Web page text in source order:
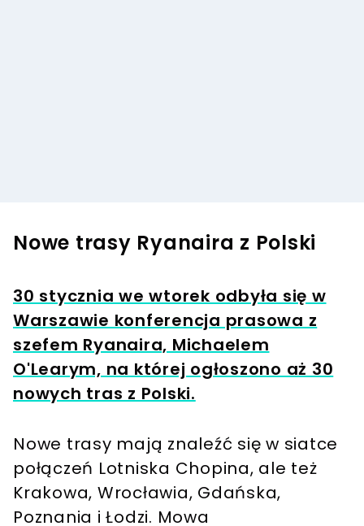
Nowe trasy Ryanaira z Polski
30 stycznia we wtorek odbyła się w
Warszawie konferencja prasowa z
szefem Ryanaira, Michaelem
O'Learym, na której ogłoszono aż 30
nowych tras z Polski.
Nowe trasy mają znaleźć się w siatce
połączeń Lotniska Chopina, ale też
Krakowa, Wrocławia, Gdańska,
Poznania i Łodzi. Mowa